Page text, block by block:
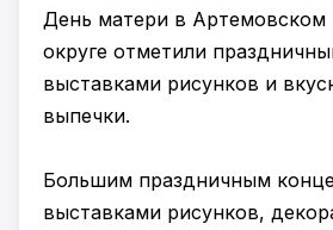
День матери в Артемовском
округе отметили
выставками рисунков и
выпечки.
Большим праздничным
выставками рисунков,